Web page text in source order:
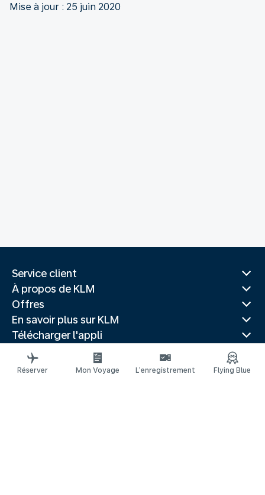
Mise à jour : 25 juin 2020
Service client
À propos de KLM
Offres
En savoir plus sur KLM
Télécharger l'appli
Sites Web associés
Guides de voyage
Réserver Mon Voyage L’enregistrement Flying Blue